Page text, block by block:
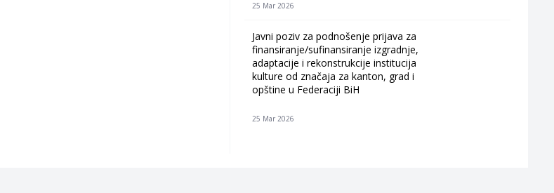
25 Mar 2026
Javni poziv za podnošenje prijava za
finansiranje/sufinansiranje izgradnje,
adaptacije i rekonstrukcije institucija
kulture od značaja za kanton, grad i
opštine u Federaciji BiH
25 Mar 2026